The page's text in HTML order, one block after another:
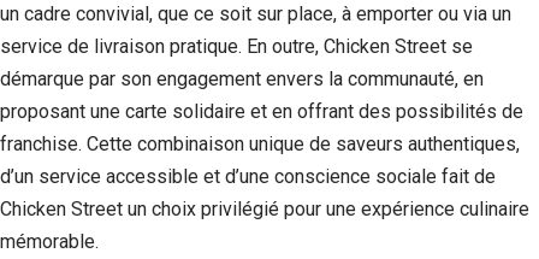
un cadre convivial, que ce soit sur place, à emporter ou via un
service de livraison pratique. En outre, Chicken Street se
démarque par son engagement envers la communauté, en
proposant une carte solidaire et en offrant des possibilités de
franchise. Cette combinaison unique de saveurs authentiques,
d’un service accessible et d’une conscience sociale fait de
Chicken Street un choix privilégié pour une expérience culinaire
mémorable.
Web est
utilisé.
Experience
Afin que notre
fonctionne
aussi bien que
possible lors
de votre visite.